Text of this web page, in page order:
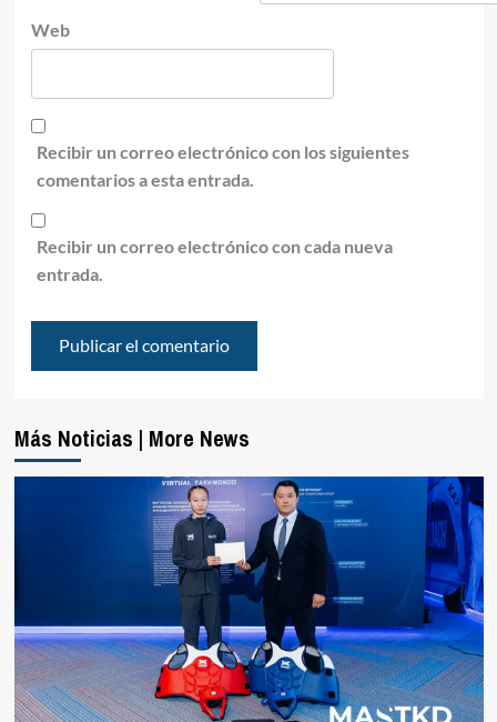
Web
Recibir un correo electrónico con los siguientes
comentarios a esta entrada.
Recibir un correo electrónico con cada nueva
entrada.
Más Noticias | More News